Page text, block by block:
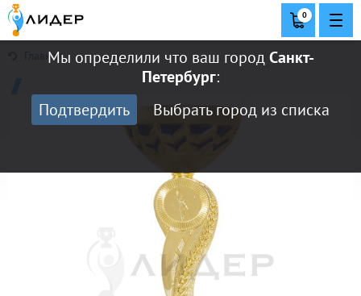
Мы определили что ваш городСанкт-
Петербург:
Подтвердить
Выбрать город из списка
0
Главная